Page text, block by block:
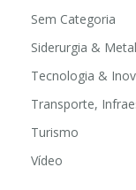
Sem Categoria
Siderurgia &
Tecnologia &
Transporte,
Turismo
Vídeo